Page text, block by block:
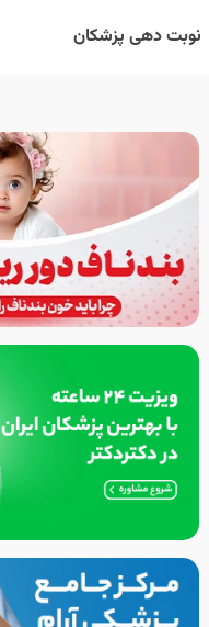
نوبت دهی پزشکان